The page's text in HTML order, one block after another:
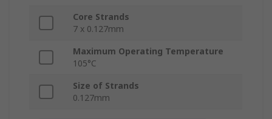
Core Strands
7 x 0.127mm
Maximum Operating Temperature
105°C
Size of Strands
0.127mm